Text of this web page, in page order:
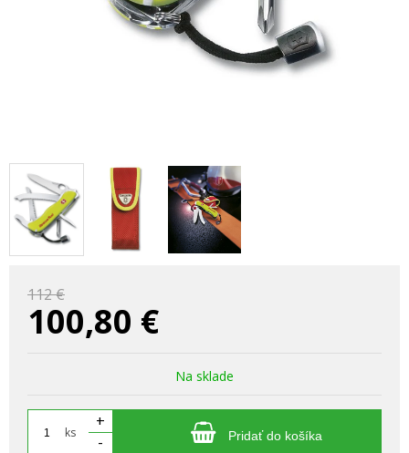
112 €
100,80 €
Na sklade
ks
+
-
Pridať do košíka